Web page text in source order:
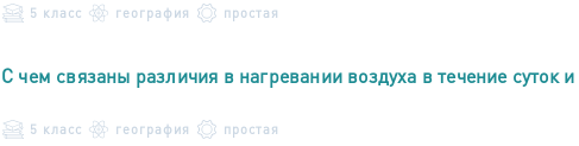
5 класс география простая
С чем связаны различия в нагревании воздуха в течение суток и
5 класс география простая